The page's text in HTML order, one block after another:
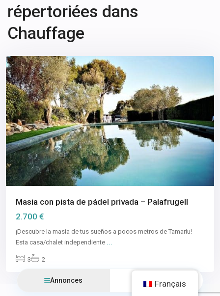
répertoriées dans
Chauffage
Masia con pista de pádel privada – Palafrugell
2.700 €
¡Descubre la masía de tus sueños a pocos metros de Tamariu!
Esta casa/chalet independiente ...
3 2
Annonces Carte Vue
Français